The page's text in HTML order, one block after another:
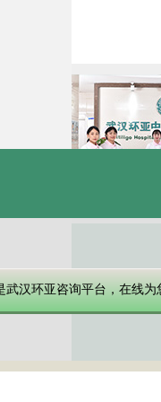
本
武汉环亚咨询平台，在线为